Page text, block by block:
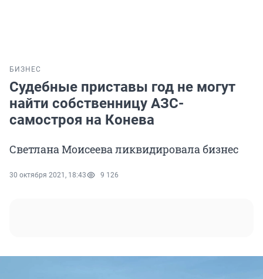
БИЗНЕС
Судебные приставы год не могут
найти собственницу АЗС-
самостроя на Конева
Светлана Моисеева ликвидировала бизнес
30 октября 2021, 18:43 9 126